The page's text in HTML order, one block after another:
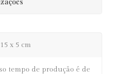
x 5 cm
tempo de produção é de